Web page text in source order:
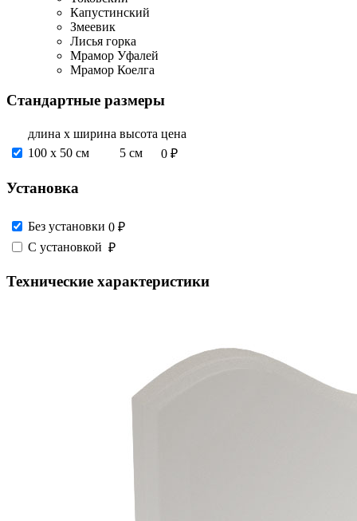
Капустинский
Змеевик
Лисья горка
Мрамор Уфалей
Мрамор Коелга
Стандартные размеры
длина х ширина высота цена
100 х 50 см
5 см 0 ₽
Установка
Без установки 0 ₽
С установкой ₽
Технические характеристики